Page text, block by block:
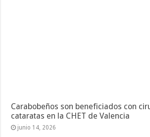
Carabobeños son beneficiados con
cataratas en la CHET de Valencia
junio 14, 2026